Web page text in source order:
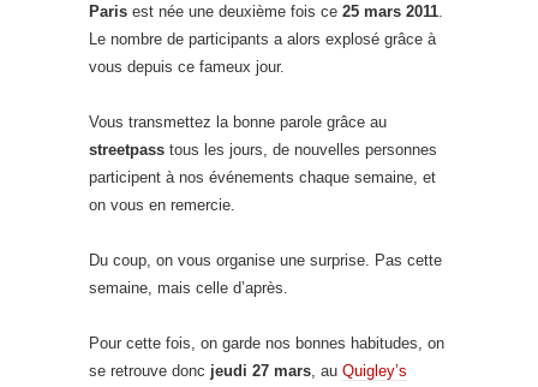
Paris est née une deuxième fois ce 25 mars 2011
Le nombre de participants a alors explosé grâce à
vous depuis ce fameux jour.
Vous transmettez la bonne parole grâce au
streetpass tous les jours, de nouvelles personnes
participent à nos événements chaque semaine, et
on vous en remercie.
Du coup, on vous organise une surprise. Pas cette
semaine, mais celle d’après.
Pour cette fois, on garde nos bonnes habitudes, on
se retrouve donc jeudi 27 mars , au Quigley’s